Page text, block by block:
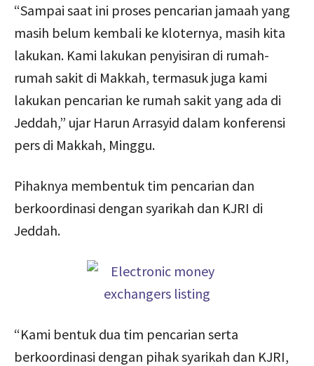
“Sampai saat ini proses pencarian jamaah yang
masih belum kembali ke kloternya, masih kita
lakukan. Kami lakukan penyisiran di rumah-
rumah sakit di Makkah, termasuk juga kami
lakukan pencarian ke rumah sakit yang ada di
Jeddah,” ujar Harun Arrasyid dalam konferensi
pers di Makkah, Minggu.
Pihaknya membentuk tim pencarian dan
berkoordinasi dengan syarikah dan KJRI di
Jeddah.
“Kami bentuk dua tim pencarian serta
berkoordinasi dengan pihak syarikah dan KJRI,